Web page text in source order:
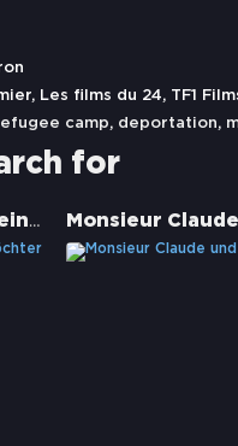
Les films du 24, TF1
camp, deportation,
for
Monsieur Claude und seine Töchter